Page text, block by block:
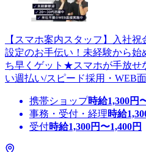
【スマホ案内スタッフ】入社
設定のお手伝い！未経験から
ち早くゲット★スマホが手放せ
い週払い/スピード採用・WEB
携帯ショップ時給1,300円
事務・受付・経理時給
受付時給1,300円〜1,400円